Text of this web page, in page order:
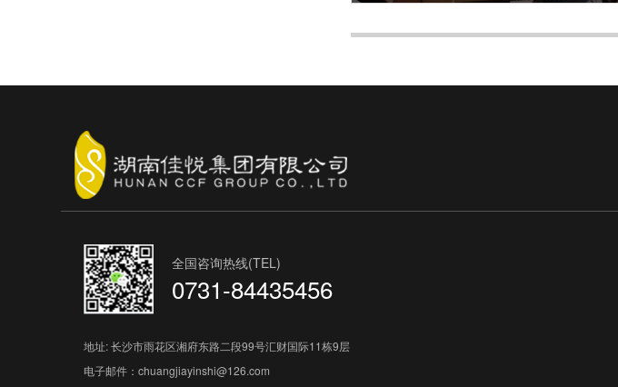
2014
全国咨询热线(TEL)
0731-84435456
地址: 长沙市雨花区湘府东路二段99号汇财国际11栋9层
电子邮件：chuangjiayinshi@126.com